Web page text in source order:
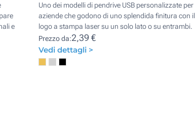
e
Uno dei modelli di pendrive USB personalizzate per
aziende che godono di uno splendida finitura con il
logo a stampa laser su un solo lato o su entrambi.
Prezzo da:2,39 €
Vedi dettagli >